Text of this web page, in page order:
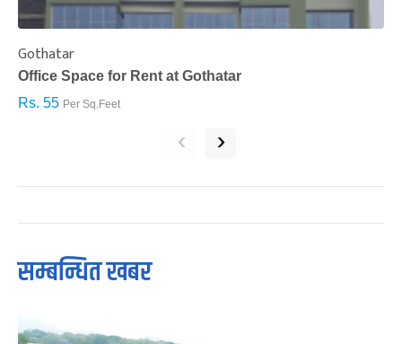
Gothatar
Office Space for Rent at Gothatar
Rs. 55 Per Sq.Feet
‹ ›
सम्बन्धित खबर